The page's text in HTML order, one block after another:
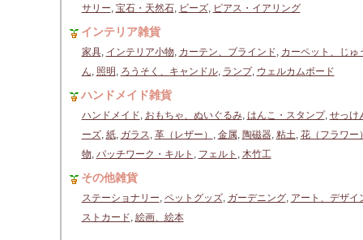
サリー, 宝石・天然石, ビーズ, ピアス・イアリング
インテリア雑貨
家具, インテリア小物, カーテン、ブラインド, カーペット、じゅ
ん, 照明 , ろうそく、キャンドル, ランプ, ウェルカムボード
ハンドメイド雑貨
ハンドメイド, おもちゃ、ぬいぐるみ, はんこ・スタンプ, せっけ
ーズ, 紙, ガラス, 革（レザー） , 金属, 陶磁器, 粘土, 花（フラワー
物, パッチワーク・キルト , フェルト , 木竹工
その他雑貨
ステーショナリー, ペットグッズ, ガーデニング, アート、デザイ
ストカード, 絵画、絵本